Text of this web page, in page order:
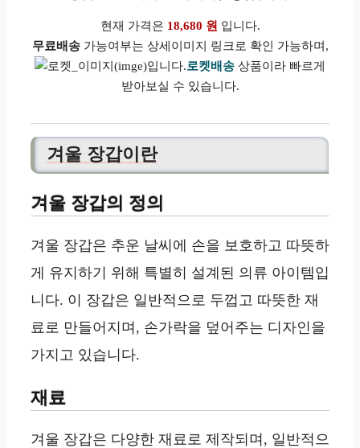
현재 가격은 18,680 원 입니다.
무료배송가능여부는 상세이미지 링크로 확인 가능하며,
로켓배송 상품이라 빠르게
받아보실 수 있습니다.
겨울 장갑이란
겨울 장갑의 정의
겨울 장갑은 추운 날씨에 손을 보호하고 따뜻하
게 유지하기 위해 특별히 설계된 의류 아이템입
니다. 이 장갑은 일반적으로 두껍고 따뜻한 재
료로 만들어지며, 손가락을 덮어주는 디자인을
가지고 있습니다.
재료
겨울 장갑은 다양한 재료로 제작되며, 일반적으